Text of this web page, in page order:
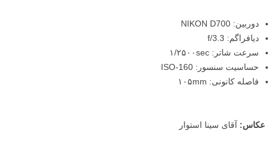
دوربین: NIKON D700
دیافراگم: f/3.3
سرعت شاتر: ۱/۲۵۰۰sec
حساسیت سنسور: ISO-160
فاصله کانونی: ۱۰۵mm
عکاس: آقای سینا استوار